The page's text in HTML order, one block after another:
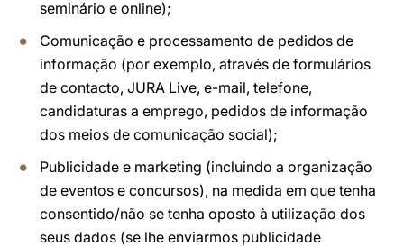
seminário e online);
Comunicação e processamento de pedidos de
informação (por exemplo, através de formulários
de contacto, JURA Live, e-mail, telefone,
candidaturas a emprego, pedidos de informação
dos meios de comunicação social);
Publicidade e marketing (incluindo a organização
de eventos e concursos), na medida em que tenha
consentido/não se tenha oposto à utilização dos
seus dados (se lhe enviarmos publicidade